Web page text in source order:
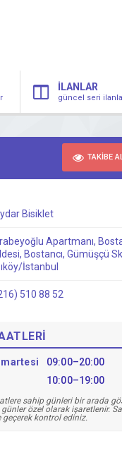
İLANLAR
güncel seri
TAKİBE
Bisiklet
Apartmanı,
Bostancı, Gümüşçü
İstanbul
510 88 52
09:00–20:00
10:00–19:00
sahip günleri bir arada
özel olarak işaretlenir.
kontrol ediniz.